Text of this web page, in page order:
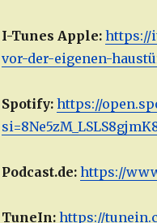
I-Tunes Apple: https://
vor-der-eigenen-
Spotify: https://
Podcast.de: https://
TuneIn: https://